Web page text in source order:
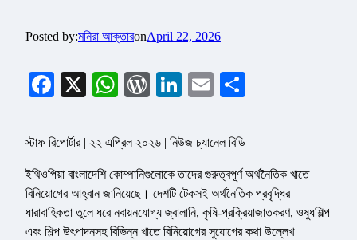
Posted by:মনিরা আক্তারonApril 22, 2026
Facebook
X WhatsApp
WordPress
LinkedIn
Email
স্টাফ রিপোর্টার | ২২ এপ্রিল ২০২৬ | নিউজ চ্যানেল বিডি
ইথিওপিয়া বাংলাদেশি কোম্পানিগুলোকে তাদের গুরুত্বপূর্ণ অর্থনৈতিক খাতে
বিনিয়োগের আহ্বান জানিয়েছে। দেশটি টেকসই অর্থনৈতিক প্রবৃদ্ধির
ধারাবাহিকতা তুলে ধরে নবায়নযোগ্য জ্বালানি, কৃষি-প্রক্রিয়াজাতকরণ, ওষুধশিল্প
এবং শিল্প উৎপাদনসহ বিভিন্ন খাতে বিনিয়োগের সুযোগের কথা উল্লেখ